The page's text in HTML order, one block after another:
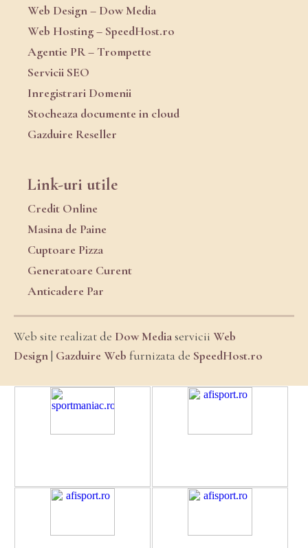
Web Design – Dow Media
Web Hosting – SpeedHost.ro
Agentie PR – Trompette
Servicii SEO
Inregistrari Domenii
Stocheaza documente in cloud
Gazduire Reseller
Link-uri utile
Credit Online
Masina de Paine
Cuptoare Pizza
Generatoare Curent
Anticadere Par
Web site realizat de Dow Mediaservicii Web
Design| Gazduire Web furnizata de SpeedHost.ro